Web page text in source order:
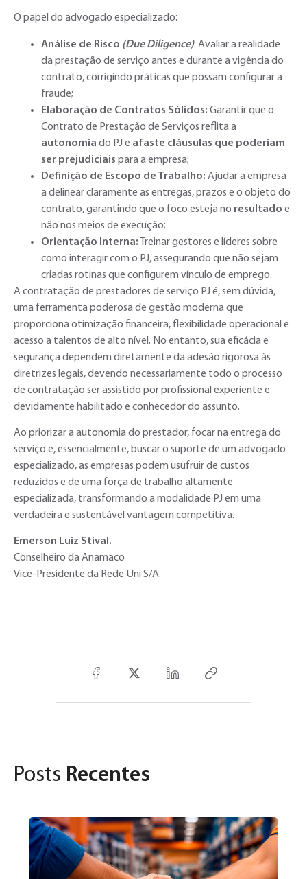
O papel do advogado especializado:
Análise de Risco (Due Diligence): Avaliar a realidade
da prestação de serviço antes e durante a vigência do
contrato, corrigindo práticas que possam configurar a
fraude;
Elaboração de Contratos Sólidos: Garantir que o
Contrato de Prestação de Serviços reflita a
autonomia do PJ e afaste cláusulas que poderiam
ser prejudiciais para a empresa;
Definição de Escopo de Trabalho: Ajudar a empresa
a delinear claramente as entregas, prazos e o objeto do
contrato, garantindo que o foco esteja no resultado e
não nos meios de execução;
Orientação Interna:Treinar gestores e líderes sobre
como interagir com o PJ, assegurando que não sejam
criadas rotinas que configurem vínculo de emprego.
A contratação de prestadores de serviço PJ é, sem dúvida,
uma ferramenta poderosa de gestão moderna que
proporciona otimização financeira, flexibilidade operacional e
acesso a talentos de alto nível. No entanto, sua eficácia e
segurança dependem diretamente da adesão rigorosa às
diretrizes legais, devendo necessariamente todo o processo
de contratação ser assistido por profissional experiente e
devidamente habilitado e conhecedor do assunto.
Ao priorizar a autonomia do prestador, focar na entrega do
serviço e, essencialmente, buscar o suporte de um advogado
especializado, as empresas podem usufruir de custos
reduzidos e de uma força de trabalho altamente
especializada, transformando a modalidade PJ em uma
verdadeira e sustentável vantagem competitiva.
Emerson Luiz Stival.
Conselheiro da Anamaco
Vice-Presidente da Rede Uni S/A.
Posts Recentes